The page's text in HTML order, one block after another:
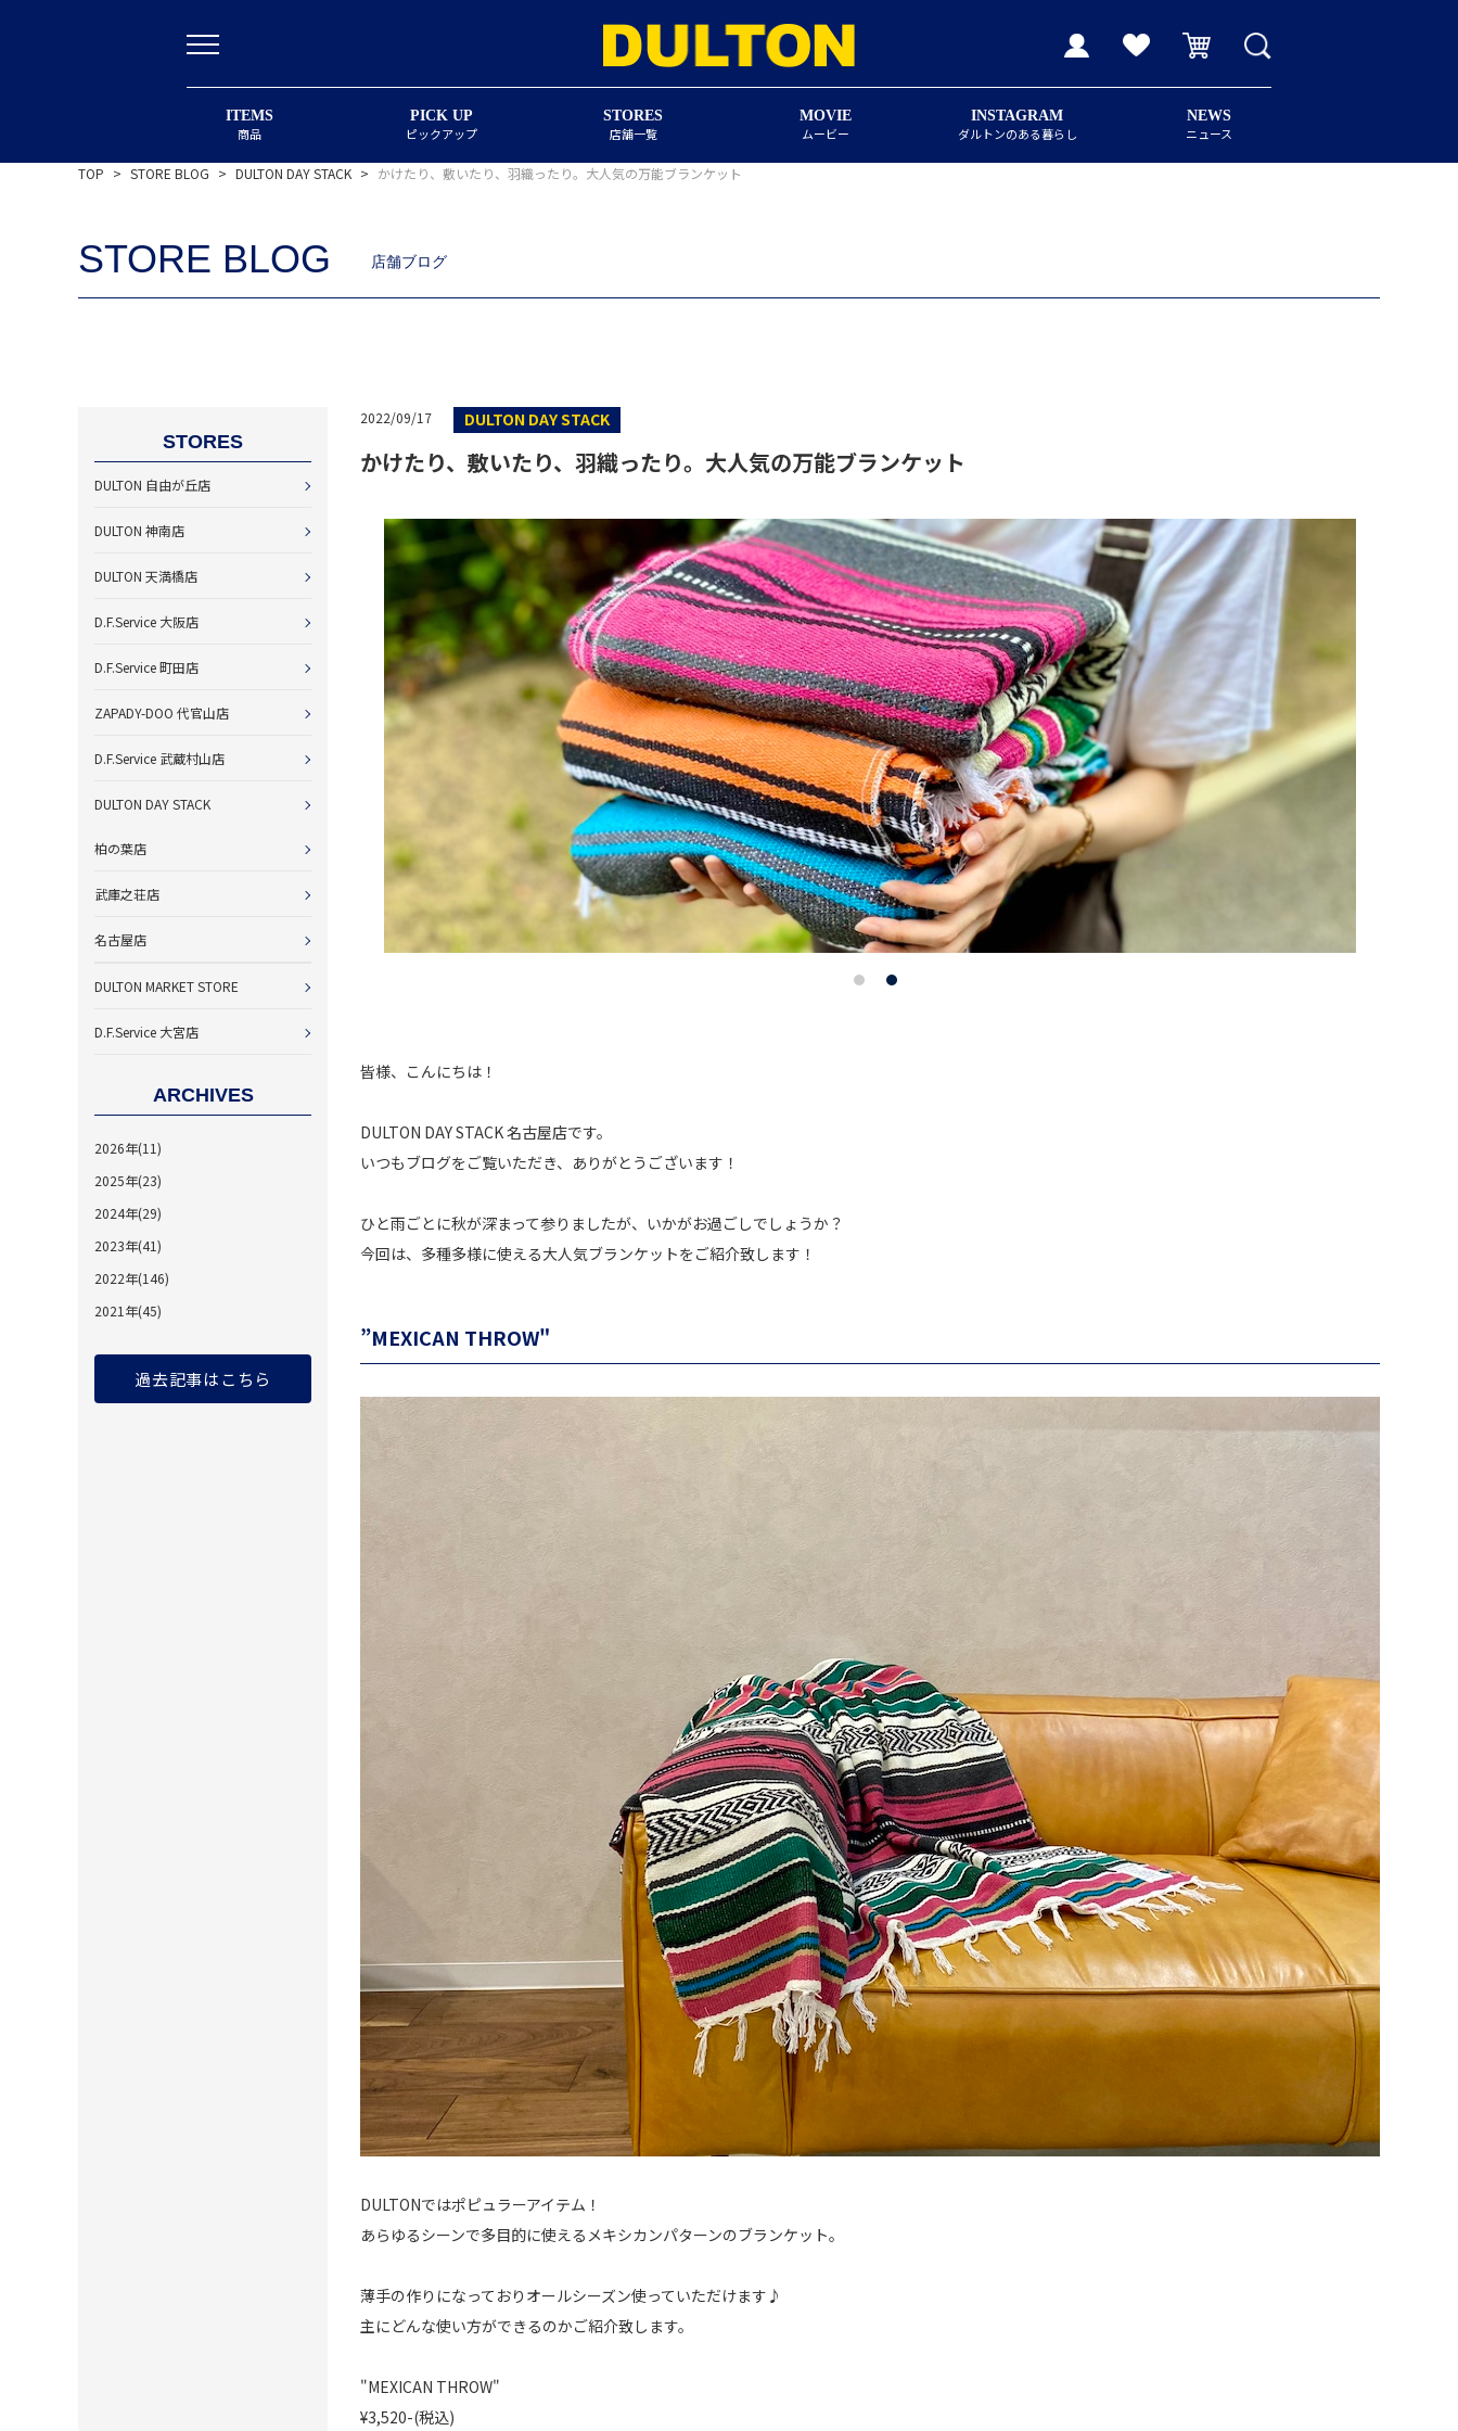
ITEMS
商品
PICK UP
ピックアップ
STORES
店舗一覧
MOVIE
ムービー
INSTAGRAM
ダルトンのある暮らし
NEWS
ニュース
TOP > STORE BLOG > DULTON DAY STACK > かけたり、敷いたり、羽織ったり。大人気の万能ブランケット
STORE BLOG 店舗ブログ
STORES
DULTON 自由が丘店
DULTON 神南店
DULTON 天満橋店
D.F.Service 大阪店
D.F.Service 町田店
ZAPADY-DOO 代官山店
D.F.Service 武蔵村山店
DULTON DAY STACK
柏の葉店
武庫之荘店
名古屋店
DULTON MARKET STORE
D.F.Service 大宮店
ARCHIVES
2026年(11)
2025年(23)
2024年(29)
2023年(41)
2022年(146)
2021年(45)
過去記事はこちら
2022/09/17 DULTON DAY STACK
かけたり、敷いたり、羽織ったり。大人気の万能ブランケット
皆様、こんにちは！
DULTON DAY STACK 名古屋店です。
いつもブログをご覧いただき、ありがとうございます！
ひと雨ごとに秋が深まって参りましたが、いかがお過ごしでしょうか？
今回は、多種多様に使える大人気ブランケットをご紹介致します！
”MEXICAN THROW"
DULTONではポピュラーアイテム！
あらゆるシーンで多目的に使えるメキシカンパターンのブランケット。
薄手の作りになっておりオールシーズン使っていただけます♪
主にどんな使い方ができるのかご紹介致します。
"MEXICAN THROW"
¥3,520-(税込)